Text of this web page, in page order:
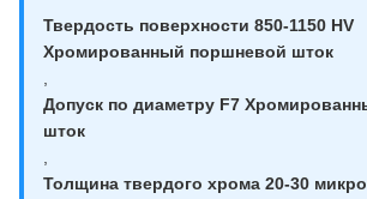
Твердость поверхности 850-1150 HV
Хромированный поршневой шток
Допуск по диаметру F7
шток
Толщина твердого хрома 20-30